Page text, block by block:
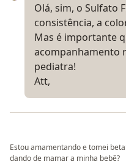
Olá, sim, o Sulfato
consistência, a
Mas é importante
acompanhamento
pediatra!
Att,
Estou amamentando e tomei
dando de mamar a minha bebê?